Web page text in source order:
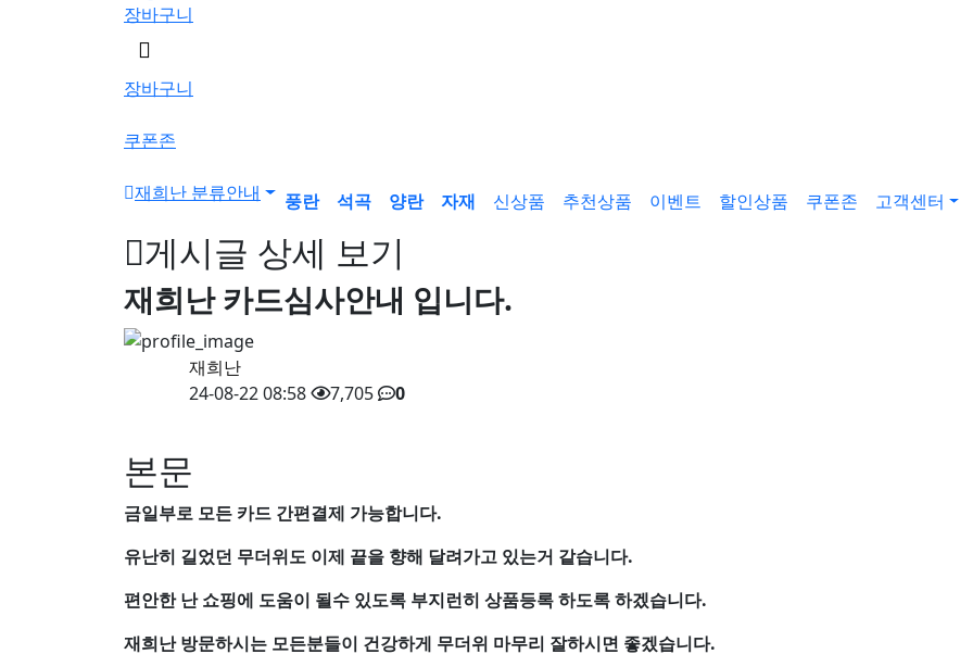
장바구니
검
버
장바구니
쿠폰존
재희난 분류안내 풍란 석곡 양란 자재 신상품 추천상품 이벤트 할인상품 쿠폰존 고객센터
게시글 상세 보기
재희난 카드심사안내 입니다.
재희난
24-08-22 08:58
7,705 0
본문
금일부로 모든 카드 간편결제 가능합니다.
유난히 길었던 무더위도 이제 끝을 향해 달려가고 있는거 같습니다.
편안한 난 쇼핑에 도움이 될수 있도록 부지런히 상품등록 하도록 하겠습니다.
재희난 방문하시는 모든분들이 건강하게 무더위 마무리 잘하시면 좋겠습니다.